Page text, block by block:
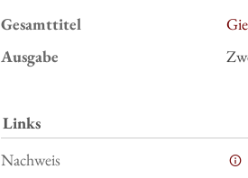
Gesamttitel
Ausgabe
Links
Nachweis